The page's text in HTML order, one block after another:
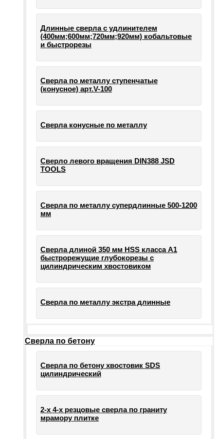
Длинные сверла с удлинителем
(400мм;600мм;720мм;920мм) кобальтовые
и быстрорезы
Сверла по металлу ступенчатые
(конусное) арт.V-100
Сверла конусные по металлу
Сверло левого вращения DIN388 JSD
TOOLS
Сверла по металлу супердлинные 500-1200
мм
Сверла длиной 350 мм HSS класса А1
быстрорежущие глубокорезы с
цилиндрическим хвостовиком
Сверла по металлу экстра длинные
Сверла по бетону
Сверла по бетону хвостовик SDS
цилиндрический
2-х 4-х резцовые сверла по граниту
мрамору плитке